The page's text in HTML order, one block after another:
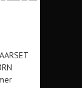
DEN